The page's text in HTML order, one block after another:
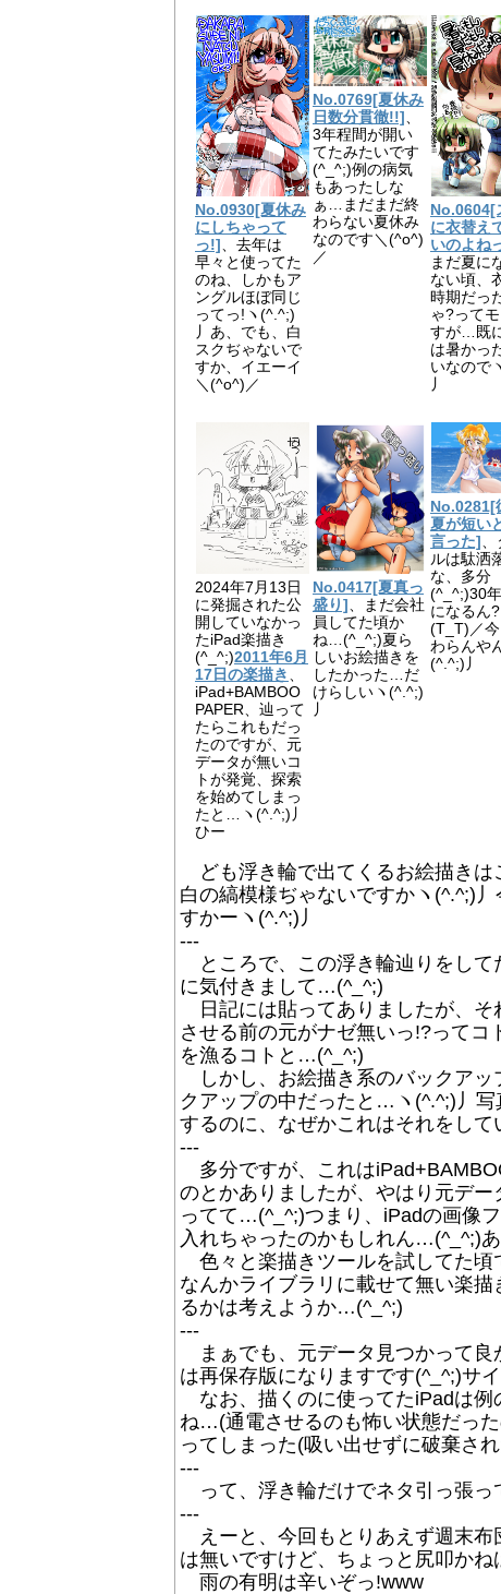
No.0930[夏休み
にしちゃって
っ!] 、去年は
早々と使ってた
のね、しかもア
ングルほぼ同じ
ってっ!ヽ(^.^;)
丿あ、でも、白
スクぢゃないで
すか、イエーイ
＼(^o^)／
No.0769[夏休み
日数分貫徹!!] 、
3年程間が開い
てたみたいです
(^_^;)例の病気
もあったしな
ぁ…まだまだ終
わらない夏休み
なのです＼(^o^)
／
No.0604[
に衣替え
いのよね
まだ夏に
ない頃、
時期だっ
ゃ?って
すが…既
は暑かっ
いなので
丿
2024年7月13日
に発掘された公
開していなかっ
たiPad楽描き
(^_^;)2011年6月
17日の楽描き 、
iPad+BAMBOO
PAPER、辿って
たらこれもだっ
たのですが、元
データが無いコ
トが発覚、探索
を始めてしまっ
たと…ヽ(^.^;)丿
ひー
No.0417[夏真っ
盛り] 、まだ会社
員してた頃か
ね…(^_^;)夏ら
しいお絵描きを
したかった…だ
けらしいヽ(^.^;)
丿
No.0281[
夏が短い
言った] 、
ルは駄洒
な、多分
(^_^;)30
になるん?
(T_T)／
わらんや
(^.^;)丿
ども浮き輪で出てくるお絵描き
白の縞模様ぢゃないですかヽ(^.^;)
すかーヽ(^.^;)丿
---
ところで、この浮き輪辿りをして
に気付きまして…(^_^;)
日記には貼ってありましたが、
させる前の元がナゼ無いっ!?って
を漁るコトと…(^_^;)
しかし、お絵描き系のバックアッ
クアップの中だったと…ヽ(^.^;)丿
するのに、なぜかこれはそれをし
---
多分ですが、これは
のとかありましたが、やはり元デ
ってて…(^_^;)つまり、iPadの画像
入れちゃったのかもしれん…(^_^;)
色々と楽描きツールを試してた
なんかライブラリに載せて無い楽
るかは考えようか…(^_^;)
---
まぁでも、元データ見つかって良
は再保存版になりますです(^_^;)サ
なお、描くのに使ってたiPadは例
ね…(通電させるのも怖い状態だっ
ってしまった(吸い出せずに破棄さ
---
って、浮き輪だけでネタ引っ張っ
---
えーと、今回もとりあえず週末
は無いですけど、ちょっと尻叩かね
雨の有明は辛いぞっ!www